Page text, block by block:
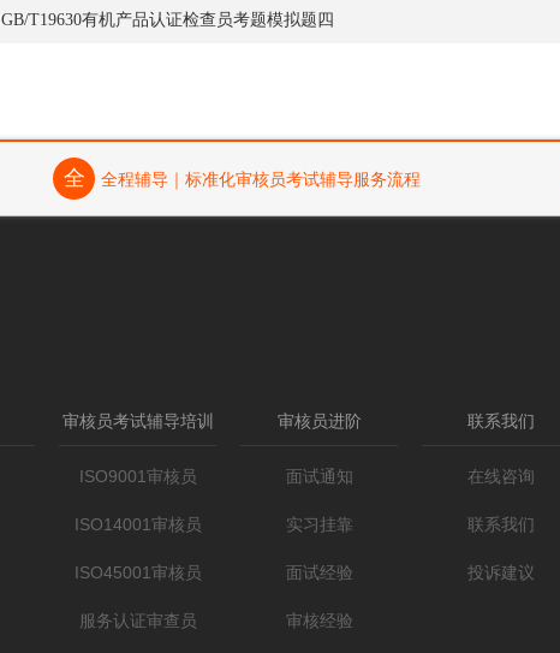
GB/T19630有机产品认证检查员考题模拟题四
全 全程辅导｜标准化审核员考试辅导服务流程
审核员考试辅导培训
ISO9001审核员
ISO14001审核员
ISO45001审核员
服务认证审查员
审核员进阶
面试通知
实习挂靠
面试经验
审核经验
联系我们
在线咨询
联系我们
投诉建议